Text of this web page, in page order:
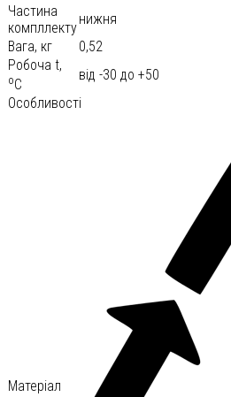
Частина
компллекту
нижня
Вага, кг
0,52
Робоча t,
oС
від -30 до +50
Особливості
Матеріал